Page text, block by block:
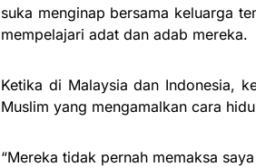
suka menginap bersama keluarga
mempelajari adat dan adab mereka.
Ketika di Malaysia dan Indonesia,
Muslim yang mengamalkan cara
“Mereka tidak pernah memaksa